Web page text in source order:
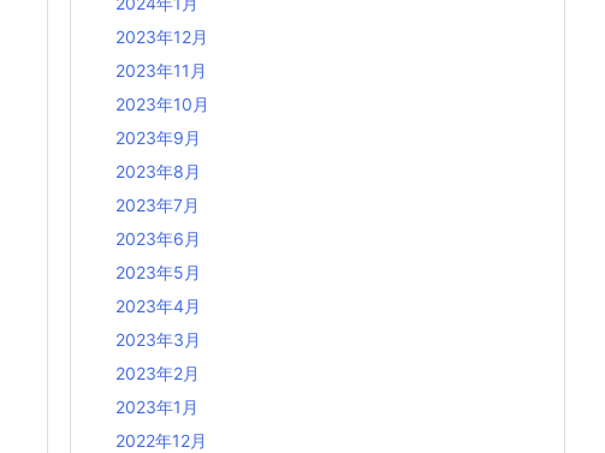
2023年12月
2023年11月
2023年10月
2023年9月
2023年8月
2023年7月
2023年6月
2023年5月
2023年4月
2023年3月
2023年2月
2023年1月
2022年12月